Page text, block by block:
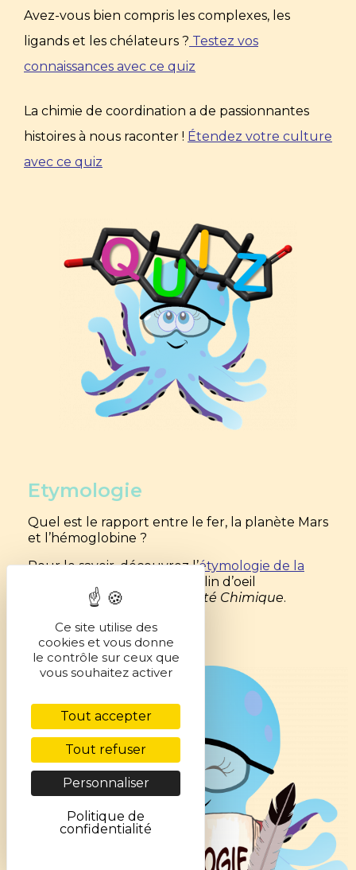
Avez-vous bien compris les complexes, les
ligands et les chélateurs ? Testez vos
connaissances avec ce quiz
La chimie de coordination a de passionnantes
histoires à nous raconter ! Étendez votre culture
avec ce quiz
Etymologie
Quel est le rapport entre le fer, la planète Mars
et l’hémoglobine ?
Pour le savoir, découvrez l’étymologie de la
dans la rubrique « Clin d’oeil
étymologique » de
L’Actualité Chimique.
Ce site utilise des
cookies et vous donne
le contrôle sur ceux que
vous souhaitez activer
Tout accepter
Tout refuser
Personnaliser
Politique de
confidentialité